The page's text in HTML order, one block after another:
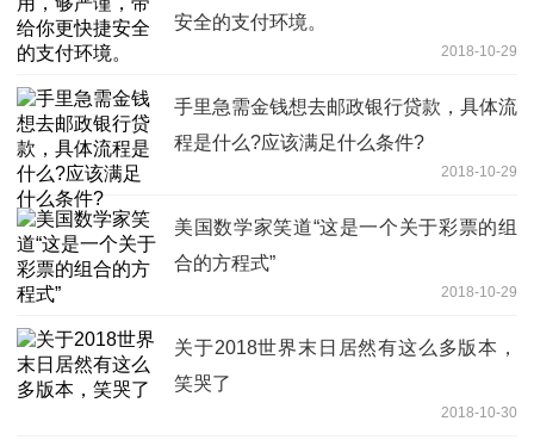
安全的支付环境。
2018-10-29
手里急需金钱想去邮政银行贷款，具体流
程是什么?应该满足什么条件?
2018-10-29
美国数学家笑道“这是一个关于彩票的组
合的方程式”
2018-10-29
关于2018世界末日居然有这么多版本，
笑哭了
2018-10-30